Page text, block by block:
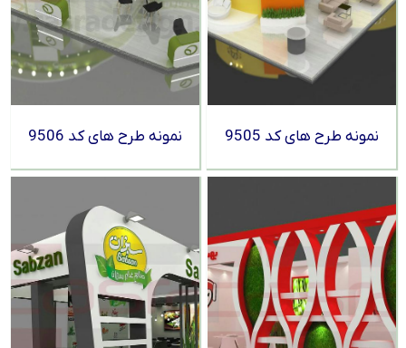
نمونه طرح های کد 9505 نمونه طرح های کد 9506